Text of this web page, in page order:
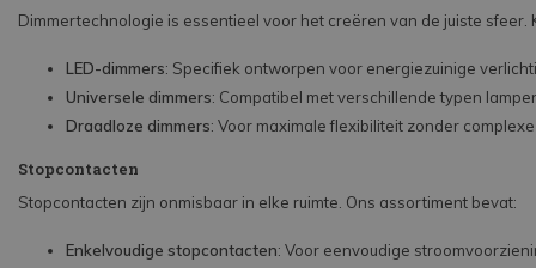
Dimmertechnologie is essentieel voor het creëren van de juiste sfeer.
LED-dimmers: Specifiek ontworpen voor energiezuinige
Universele dimmers: Compatibel met verschillende typen
Draadloze dimmers: Voor maximale flexibiliteit zonder
Stopcontacten
Stopcontacten zijn onmisbaar in elke ruimte. Ons assortiment bevat:
Enkelvoudige stopcontacten: Voor eenvoudige